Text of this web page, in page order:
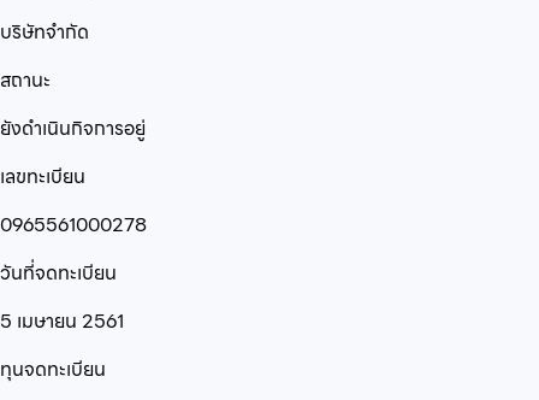
บริษัทจำกัด
สถานะ
ยังดำเนินกิจการอยู่
เลขทะเบียน
0965561000278
วันที่จดทะเบียน
5 เมษายน 2561
ทุนจดทะเบียน